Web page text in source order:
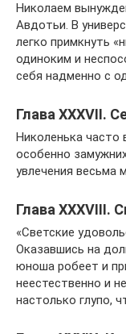
Николаем
Авдотьи. В
легко примкнуть
одиноким и
себя надменно с
Глава XXXVII.
Николенька часто
особенно
увлечения весьма
Глава XXXVIII.
«Светские
Оказавшись на
юноша робеет и
неестественно и
настолько глупо,